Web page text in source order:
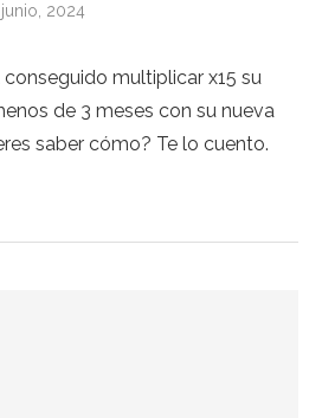
2024
multiplicar x15 su
de 3 meses con su nueva
saber cómo? Te lo cuento.